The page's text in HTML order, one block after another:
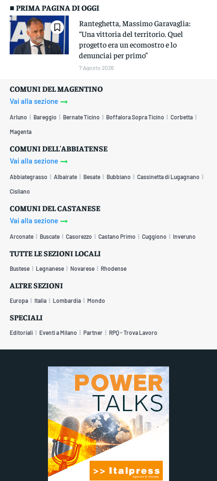
■ PRIMA PAGINA DI OGGI
Ranteghetta, Massimo Garavaglia:
“Una vittoria del territorio. Quel
progetto era un ecomostro e lo
denunciai per primo”
7 Agosto 2026
COMUNI DEL MAGENTINO
Vai alla sezione
Arluno Bareggio Bernate Ticino Boffalora Sopra Ticino Corbetta
Magenta
COMUNI DELL'ABBIATENSE
Vai alla sezione
Abbiategrasso Albairate Besate Bubbiano Cassinetta di Lugagnano
Cisliano
COMUNI DEL CASTANESE
Vai alla sezione
Arconate Buscate Casorezzo Castano Primo Cuggiono Inveruno
TUTTE LE SEZIONI LOCALI
Bustese Legnanese Novarese Rhodense
ALTRE SEZIONI
Europa Italia Lombardia Mondo
SPECIALI
Editoriali Eventi a Milano Partner RPQ - Trova Lavoro